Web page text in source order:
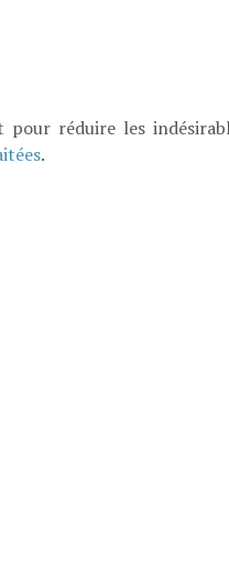
pour réduire les
.